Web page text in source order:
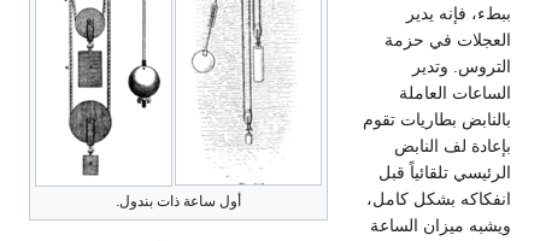
أول ساعة ذات بندول.
ببطء، فإنه يدير
العجلات في حزمة
التروس. وتدير
الساعات العاملة
بالنابض بطاريات تقوم
بإعادة لف النابض
الرئيسي تلقائياً قبل
انفكاكه بشكل كامل،
ويشبه ميزان الساعة